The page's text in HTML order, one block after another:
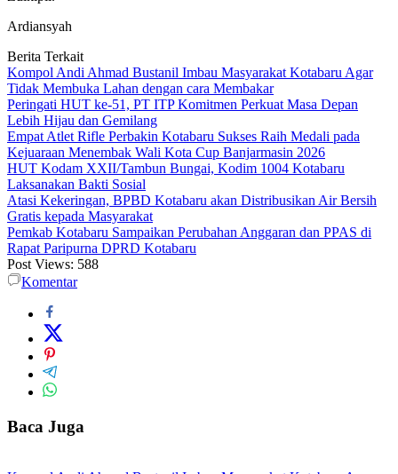
Ardiansyah
Berita Terkait
Kompol Andi Ahmad Bustanil Imbau Masyarakat Kotabaru Agar
Tidak Membuka Lahan dengan cara Membakar
Peringati HUT ke-51, PT ITP Komitmen Perkuat Masa Depan
Lebih Hijau dan Gemilang
Empat Atlet Rifle Perbakin Kotabaru Sukses Raih Medali pada
Kejuaraan Menembak Wali Kota Cup Banjarmasin 2026
HUT Kodam XXII/Tambun Bungai, Kodim 1004 Kotabaru
Laksanakan Bakti Sosial
Atasi Kekeringan, BPBD Kotabaru akan Distribusikan Air Bersih
Gratis kepada Masyarakat
Pemkab Kotabaru Sampaikan Perubahan Anggaran dan PPAS di
Rapat Paripurna DPRD Kotabaru
Post Views: 588
Komentar
Baca Juga